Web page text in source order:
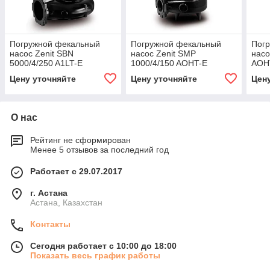
Погружной фекальный
насос Zenit SBN
5000/4/250 A1LT-E
Цену уточняйте
Погружной фекальный
насос Zenit SMP
1000/4/150 AOHT-E
Цену уточняйте
О нас
Рейтинг не сформирован
Менее 5 отзывов за последний год
Работает с 29.07.2017
г. Астана
Астана, Казахстан
Контакты
Сегодня работает с 10:00 до 18:00
Показать весь график работы